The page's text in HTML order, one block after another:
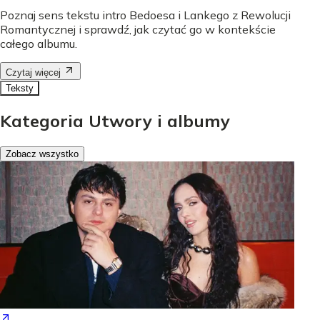
Poznaj sens tekstu intro Bedoesa i Lankego z Rewolucji
Romantycznej i sprawdź, jak czytać go w kontekście
całego albumu.
Czytaj więcej
Teksty
Kategoria Utwory i albumy
Zobacz wszystko